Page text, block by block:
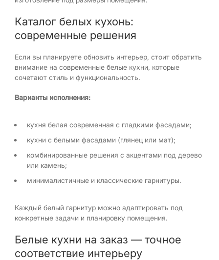
Каталог белых кухонь:
современные решения
Если вы планируете обновить интерьер, стоит обратить
внимание на современные белые кухни, которые
сочетают стиль и функциональность.
Варианты исполнения:
кухня белая современная с гладкими фасадами;
кухни с белыми фасадами (глянец или мат);
комбинированные решения с акцентами под дерево
или камень;
минималистичные и классические гарнитуры.
Каждый белый гарнитур можно адаптировать под
конкретные задачи и планировку помещения.
Белые кухни на заказ — точное
соответствие интерьеру